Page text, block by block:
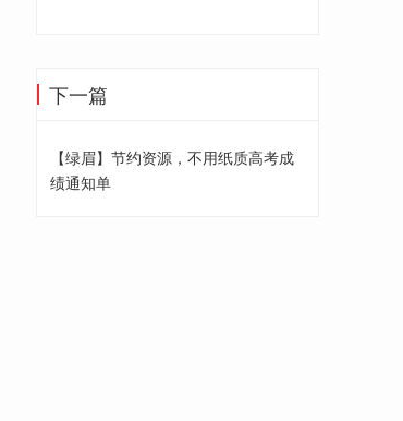
下一篇
【绿眉】节约资源，不用纸质高考成
绩通知单